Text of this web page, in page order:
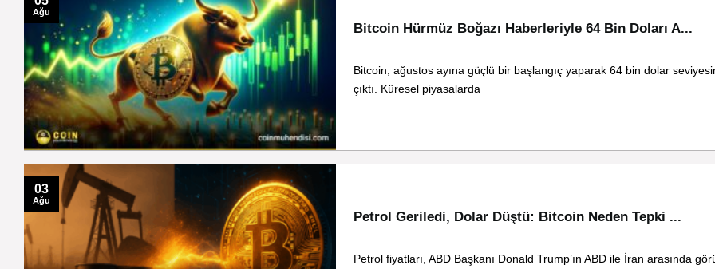
Bitcoin Hürmüz Boğazı Haberleriyle 64 Bin Doları A...
Bitcoin, ağustos ayına güçlü bir başlangıç yaparak 64 bin dolar
çıktı. Küresel piyasalarda
Ağu
Petrol Geriledi, Dolar Düştü: Bitcoin Neden Tepki ...
Petrol fiyatları, ABD Başkanı Donald Trump’ın ABD ile İran arasında
03
Ağu